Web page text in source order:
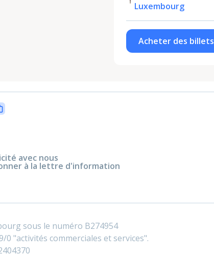
Luxembourg
Acheter des billets
avec nous
à la lettre d'information
sous le numéro B274954
0 "activités commerciales et services".